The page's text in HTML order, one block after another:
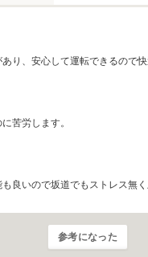
り、安心して運転できるので快
苦労します。
良いので坂道でもストレス無く
参考になった